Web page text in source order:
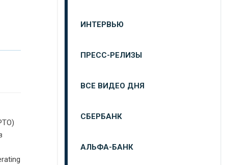
)
ИНТЕРВЬЮ
ПРЕСС-РЕЛИЗЫ
ВСЕ ВИДЕО ДНЯ
СБЕРБАНК
АЛЬФА-БАНК